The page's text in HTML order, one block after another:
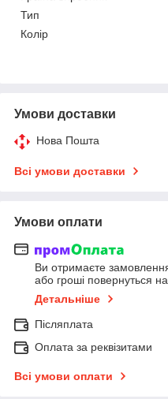
Тип
Колір
Умови доставки
Нова Пошта
Всі умови доставки
Умови оплати
Ви отримаєте
або гроші повернуться
Детальніше
Післяплата
Оплата за реквізитами
Всі умови оплати